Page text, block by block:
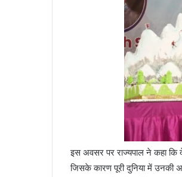
इस अवसर पर राज्यपाल ने कहा कि
जिसके कारण पूरी दुनिया में उनकी